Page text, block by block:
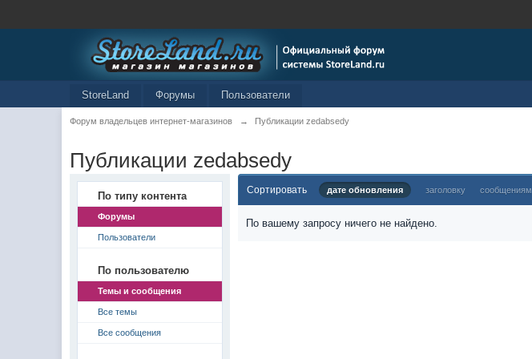
StoreLand Форумы Пользователи
Форум владельцев интернет-магазинов → Публикации zedabsedy
Публикации zedabsedy
По типу контента
Форумы
Пользователи
По пользователю
Темы и сообщения
Все темы
Все сообщения
Сортировать дате обновления заголовку сообщениям
По вашему запросу ничего не найдено.